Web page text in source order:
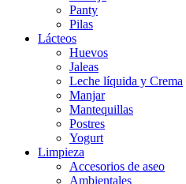
Panty
Pilas
Lácteos
Huevos
Jaleas
Leche líquida y Crema
Manjar
Mantequillas
Postres
Yogurt
Limpieza
Accesorios de aseo
Ambientales